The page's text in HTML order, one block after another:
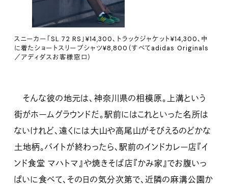
スニーカー「SL 72 RS」¥14,300、トラックジャケット¥14,300、中
に着たショートスリーブシャツ¥8,800（すべてadidas Originals
／アディダスお客様窓口）
そんな彼の地元は、神奈川県の相模原。上溝という
街がホームグラウンドだ。駅前にはこれといった名所は
ないけれど、遠くには大山や高尾山がそびえるのどかな
土地柄。バイトが終わったら、駅前のインドカレー店『イ
ンド食堂 マハトマ』や焼きそば店『かみ家』でお腹いっ
ぱいに食べて、その日の気分次第で、近隣の麻溝公園か